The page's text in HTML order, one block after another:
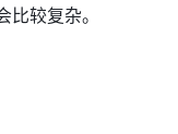
较复杂。